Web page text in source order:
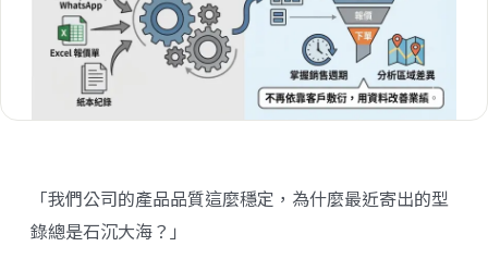
「我們公司的產品品質這麼穩定，為什麼最近寄出的型
錄總是石沉大海？」